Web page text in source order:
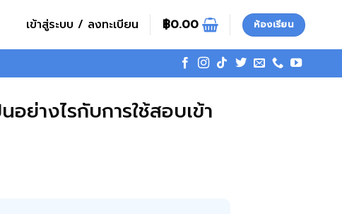
เข้าสู่ระบบ / ลงทะเบียน ฿0.00 ห้องเรียน
ย่างไรกับการใช้สอบเข้า